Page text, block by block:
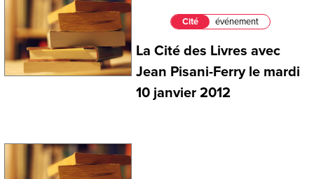
Cité événement
La Cité des Livres avec
Jean Pisani-Ferry le mardi
10 janvier 2012